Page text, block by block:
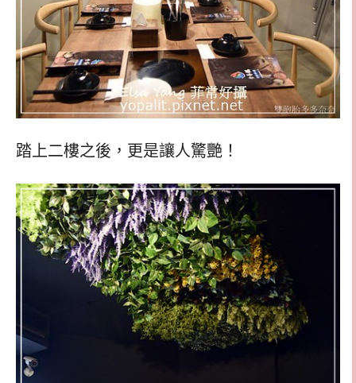
踏上二樓之後，更是讓人驚艷！